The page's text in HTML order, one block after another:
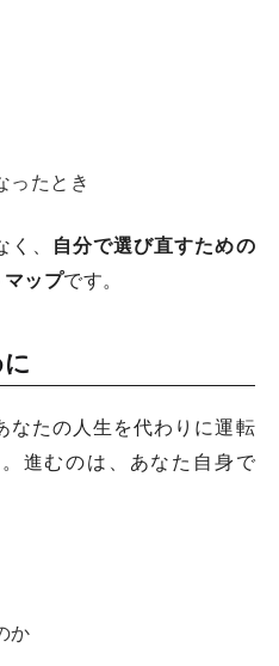
ったとき
、 自分で選び直すための
ップです。
なたの人生を代わりに運転
進むのは、あなた自身で
か